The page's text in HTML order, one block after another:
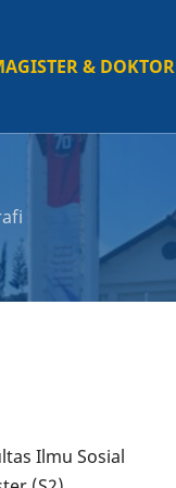
& DOKTOR
Ilmu Sosial